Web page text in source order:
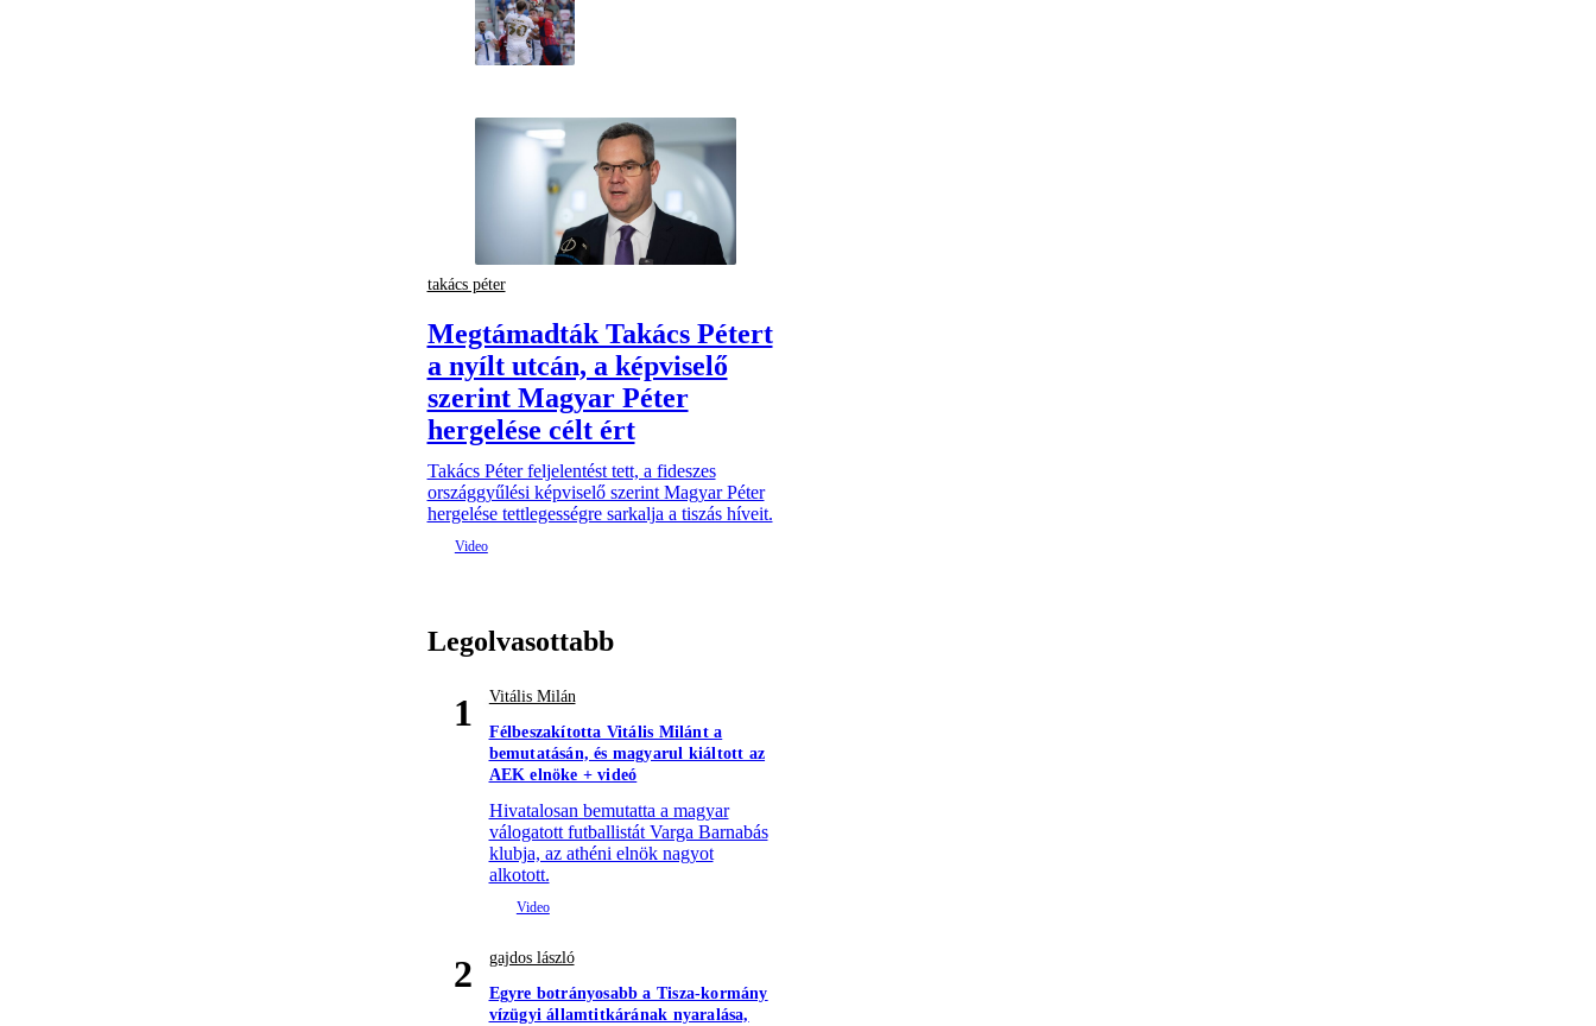
takács péter
Megtámadták Takács Pétert
a nyílt utcán, a képviselő
szerint Magyar Péter
hergelése célt ért
Takács Péter feljelentést tett, a fideszes
országgyűlési képviselő szerint Magyar Péter
hergelése tettlegességre sarkalja a tiszás híveit.
Legolvasottabb
1
Vitális Milán
Félbeszakította Vitális Milánt a
bemutatásán, és magyarul kiáltott az
AEK elnöke + videó
Hivatalosan bemutatta a magyar
válogatott futballistát Varga Barnabás
klubja, az athéni elnök nagyot
alkotott.
2
gajdos lászló
Egyre botrányosabb a Tisza-kormány
vízügyi államtitkárának nyaralása,